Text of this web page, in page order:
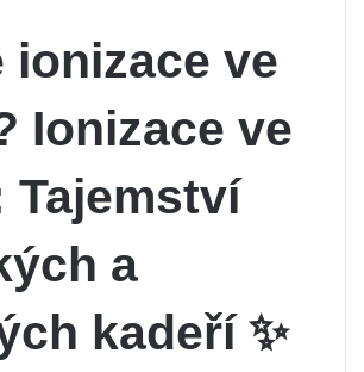
ionizace ve
Ionizace ve
Tajemství
a
kadeří ✨